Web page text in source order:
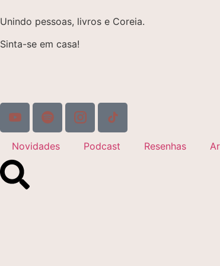
Unindo pessoas, livros e Coreia.
Sinta-se em casa!
Novidades Podcast Resenhas